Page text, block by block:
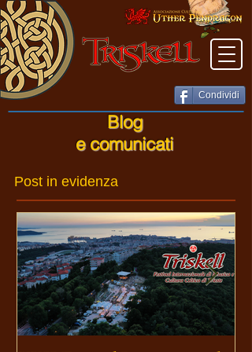
Condividi
Blog
e comunicati
Post in evidenza